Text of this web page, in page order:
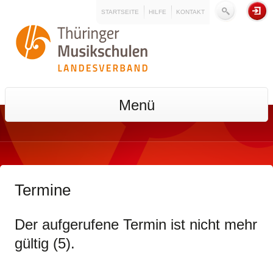
STARTSEITE HILFE KONTAKT
Menü
Termine
Der aufgerufene Termin ist nicht mehr
gültig (5).